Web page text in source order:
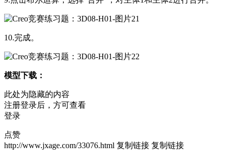
10.完成。
模型下载：
此处为隐藏的内容
注册登录后，方可查看
登录
点赞
http://www.jxage.com/33076.html 复制链接 复制链接